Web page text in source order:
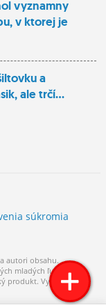
vyznamny
v ktorej je
a
ale trčí...
súkromia
a autori obsahu.
mladých ľudí.
produkt. Vytvorené s